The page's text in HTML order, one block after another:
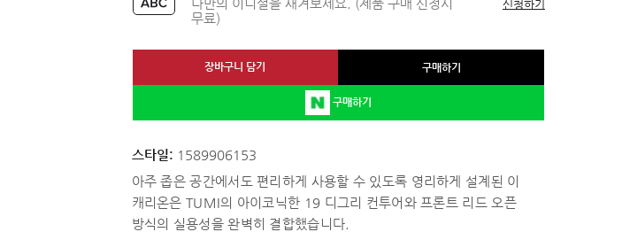
무료)
신청하기
장바구니 담기 구매하기
구매하기
스타일: 1589906153
아주 좁은 공간에서도 편리하게 사용할 수 있도록 영리하게 설계된 이
캐리온은 TUMI의 아이코닉한 19 디그리 컨투어와 프론트 리드 오픈
방식의 실용성을 완벽히 결합했습니다.